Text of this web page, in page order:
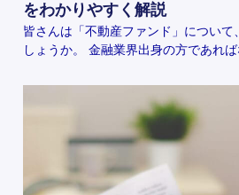
をわかりやすく解説
皆さんは「不動産ファンド」について
しょうか。 金融業界出身の方であれ